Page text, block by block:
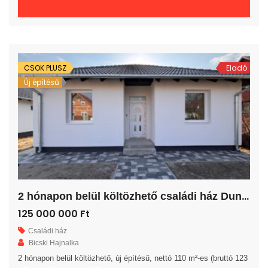
ellátott, térkövezett gépjármű […]
CSOK PLUSZ
Új építésű
Eladó
2
hónapon belül költözhető családi ház Dunavarsányban!
125 000 000 Ft
Családi ház
Bicski Hajnalka
2 hónapon belül költözhető, új építésű, nettó 110 m²-es (bruttó 123